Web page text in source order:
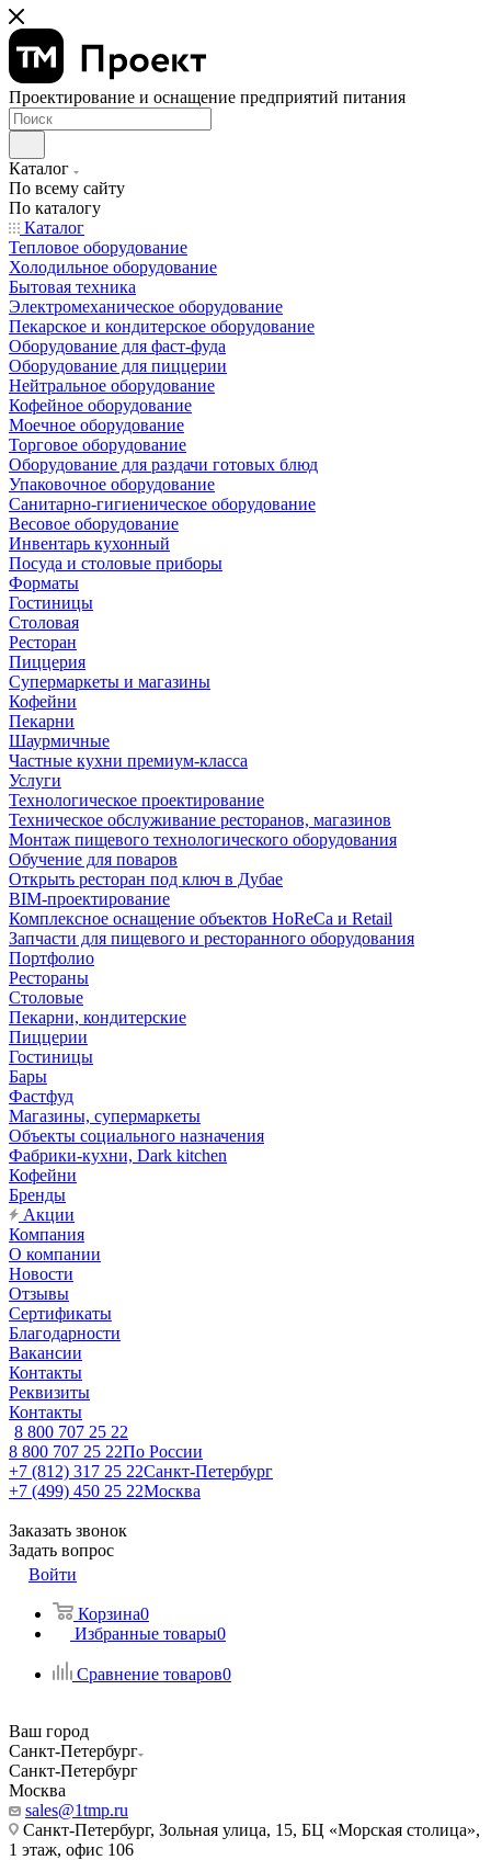
Проектирование и оснащение предприятий питания
Каталог
По всему сайту
По каталогу
Каталог
Тепловое оборудование
Холодильное оборудование
Бытовая техника
Электромеханическое оборудование
Пекарское и кондитерское оборудование
Оборудование для фаст-фуда
Оборудование для пиццерии
Нейтральное оборудование
Кофейное оборудование
Моечное оборудование
Торговое оборудование
Оборудование для раздачи готовых блюд
Упаковочное оборудование
Санитарно-гигиеническое оборудование
Весовое оборудование
Инвентарь кухонный
Посуда и столовые приборы
Форматы
Гостиницы
Столовая
Ресторан
Пиццерия
Супермаркеты и магазины
Кофейни
Пекарни
Шаурмичные
Частные кухни премиум-класса
Услуги
Технологическое проектирование
Техническое обслуживание ресторанов, магазинов
Монтаж пищевого технологического оборудования
Обучение для поваров
Открыть ресторан под ключ в Дубае
BIM-проектирование
Комплексное оснащение объектов HoReCa и Retail
Запчасти для пищевого и ресторанного оборудования
Портфолио
Рестораны
Столовые
Пекарни, кондитерские
Пиццерии
Гостиницы
Бары
Фастфуд
Магазины, супермаркеты
Объекты социального назначения
Фабрики-кухни, Dark kitchen
Кофейни
Бренды
Акции
Компания
О компании
Новости
Отзывы
Сертификаты
Благодарности
Вакансии
Контакты
Реквизиты
Контакты
8 800 707 25 22
8 800 707 25 22По России
+7 (812) 317 25 22Санкт-Петербург
+7 (499) 450 25 22Москва
Заказать звонок
Задать вопрос
Войти
Корзина0
Избранные товары0
Сравнение товаров0
Ваш город
Санкт-Петербург
Санкт-Петербург
Москва
sales@1tmp.ru
Санкт-Петербург, Зольная улица, 15, БЦ «Морская столица»,
1 этаж, офис 106